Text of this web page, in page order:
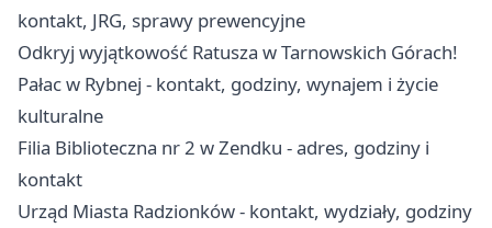
kontakt, JRG, sprawy prewencyjne
Odkryj wyjątkowość Ratusza w Tarnowskich Górach!
Pałac w Rybnej - kontakt, godziny, wynajem i życie
kulturalne
Filia Biblioteczna nr 2 w Zendku - adres, godziny i
kontakt
Urząd Miasta Radzionków - kontakt, wydziały, godziny